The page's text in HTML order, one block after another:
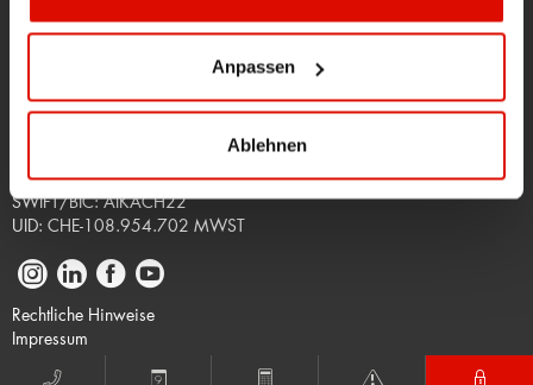
Anpassen
Ablehnen
071 788 88 88
kantonalbank@appkb.ch
Oberegg
071 898 80 40
071 333 42 42
SWIFT/BIC: AIKACH22
UID: CHE-108.954.702 MWST
Rechtliche Hinweise
Impressum